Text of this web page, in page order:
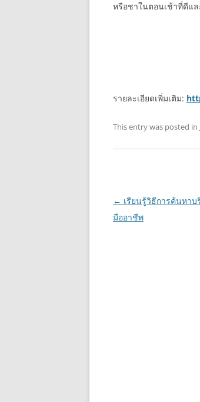
หรือชาในตอนเช้าที่ดีแ
รายละเอียดเพิ่มเติม:
This entry was posted in
Post
navigation
← เรียนรู้วิธีการค้นหา
มืออาชีพ